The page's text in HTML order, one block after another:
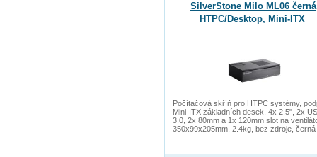
SilverStone Milo ML06
HTPC/Desktop, Mini-ITX
Počítačová skříň pro HTPC systémy,
Mini-ITX základních desek, 4x 2.5", 2x
3.0, 2x 80mm a 1x 120mm slot na
350x99x205mm, 2.4kg, bez zdroje, černá